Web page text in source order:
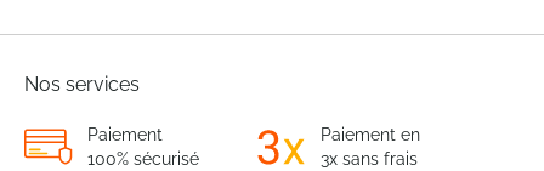
Nos services
Paiement
100% sécurisé
Paiement en
3x sans frais